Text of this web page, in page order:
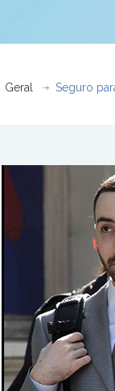
Geral Seguro